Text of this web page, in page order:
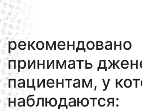
рекомендовано
принимать
пациентам, у
наблюдаются: